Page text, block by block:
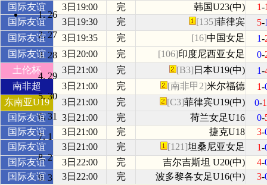
26
27
28
29
30
31
1
2
3
国际友谊
3日19:00 完 韩国U23(中) 1-
国际友谊
3日19:30 完 [135]菲律宾 5-
国际友谊
3日19:35 完 [16]中国女足 1-
国际友谊
3日20:00 完 [106]印度尼西亚女足 0-
土伦杯
3日21:00 完 [B3] 日本U19(中) 1-
南非超
3日21:00 完 [南非甲2]米尔福德 1-
东南亚U19
3日21:00 完 [C3]菲律宾U19(中) 0-
国际友谊
3日21:00 完 荷兰女足U16 0-
国际友谊
3日21:00 完 捷克U18 3-
国际友谊
3日21:00 完 [121]坦桑尼亚女足 1-
国际友谊
3日22:00 完 吉尔吉斯坦 U20(中) 4-
国际友谊
3日22:00 完 波多黎各女足U16(中) 3-